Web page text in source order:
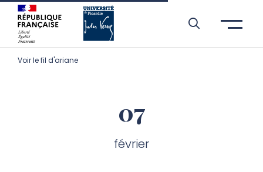
Aller à l’entête de page
Aller au menu principale
Aller au contenu principal
Aller à la recherche
Passer aux cookies
Aller au pied de page
Voir le fil d'ariane
07
février